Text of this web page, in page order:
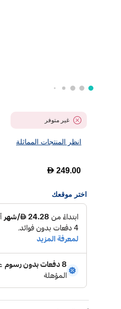
غير متوفر
انظر المنتجات المماثلة
D 249.00
اختر موقعك